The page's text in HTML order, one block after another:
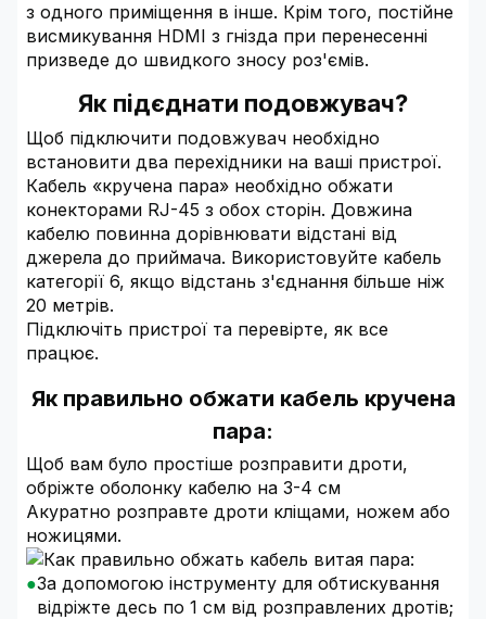
з одного приміщення в інше. Крім того, постійне
висмикування HDMI з гнізда при перенесенні
призведе до швидкого зносу роз'ємів.
Як підєднати подовжувач?
Щоб підключити подовжувач необхідно
встановити два перехідники на ваші пристрої.
Кабель «кручена пара» необхідно обжати
конекторами RJ-45 з обох сторін. Довжина
кабелю повинна дорівнювати відстані від
джерела до приймача. Використовуйте кабель
категорії 6, якщо відстань з'єднання більше ніж
20 метрів.
Підключіть пристрої та перевірте, як все
працює.
Як правильно обжати кабель кручена
пара:
Щоб вам було простіше розправити дроти,
обріжте оболонку кабелю на 3-4 см
Акуратно розправте дроти кліщами, ножем або
ножицями.
За допомогою інструменту для обтискування
відріжте десь по 1 см від розправлених дротів;